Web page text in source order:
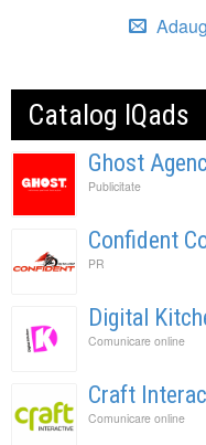
Catalog IQads
Ghost
Publicitate
Confident
PR
Digital
Comunicare online
Craft
Comunicare online